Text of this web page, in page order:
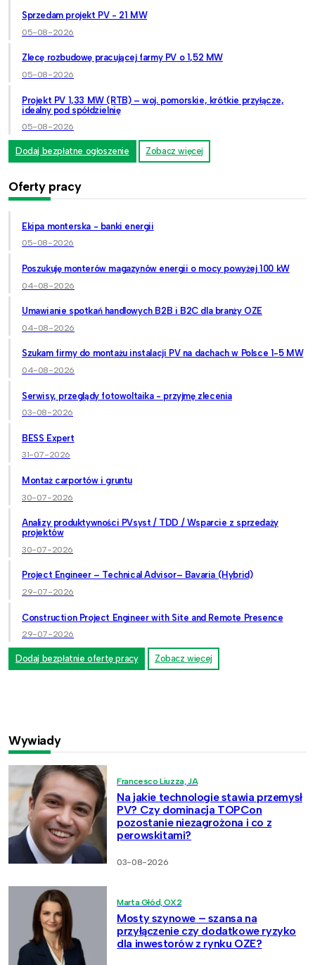
Sprzedam projekt PV - 21 MW
05-08-2026
Zlecę rozbudowę pracującej farmy PV o 1,52 MW
05-08-2026
Projekt PV 1,33 MW (RTB) – woj. pomorskie, krótkie przyłącze,
idealny pod spółdzielnię
05-08-2026
Dodaj bezpłatne ogłoszenie Zobacz więcej
Oferty pracy
Ekipa monterska - banki energii
05-08-2026
Poszukuję monterów magazynów energii o mocy powyżej 100 kW
04-08-2026
Umawianie spotkań handlowych B2B i B2C dla branży OZE
04-08-2026
Szukam firmy do montażu instalacji PV na dachach w Polsce 1-5 MW
04-08-2026
Serwisy, przeglądy fotowoltaika - przyjmę zlecenia
03-08-2026
BESS Expert
31-07-2026
Montaż carportów i gruntu
30-07-2026
Analizy produktywności PVsyst / TDD / Wsparcie z sprzedaży
projektów
30-07-2026
Project Engineer – Technical Advisor– Bavaria (Hybrid)
29-07-2026
Construction Project Engineer with Site and Remote Presence
29-07-2026
Dodaj bezpłatnie ofertę pracy Zobacz więcej
Wywiady
Francesco Liuzza, JA
Na jakie technologie stawia przemysł
PV? Czy dominacja TOPCon
pozostanie niezagrożona i co z
perowskitami?
03-08-2026
Marta Głód, OX2
Mosty szynowe – szansa na
przyłączenie czy dodatkowe ryzyko
dla inwestorów z rynku OZE?